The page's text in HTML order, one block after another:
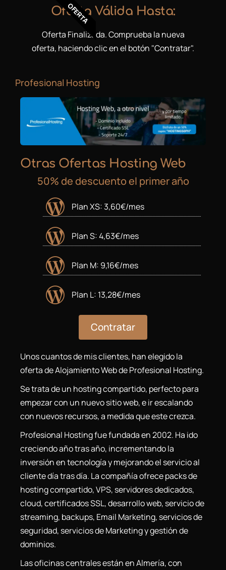
OFERTA
Oferta Válida Hasta:
Oferta Finalizada. Comprueba la nueva
oferta, haciendo clic en el botón "Contratar".
Profesional Hosting
Otras Ofertas Hosting Web
50% de descuento el primer año
Plan XS: 3,60€/mes
Plan S: 4,63€/mes
Plan M: 9,16€/mes
Plan L: 13,28€/mes
Contratar
Unos cuantos de mis clientes, han elegido la
oferta de Alojamiento Web de Profesional Hosting.
Se trata de un hosting compartido, perfecto para
empezar con un nuevo sitio web, e ir escalando
con nuevos recursos, a medida que este crezca.
Profesional Hosting fue fundada en 2002. Ha ido
creciendo año tras año, incrementando la
inversión en tecnología y mejorando el servicio al
cliente día tras día. La compañía ofrece packs de
hosting compartido, VPS, servidores dedicados,
cloud, certificados SSL, desarrollo web, servicio de
streaming, backups, Email Marketing, servicios de
seguridad, servicios de Marketing y gestión de
dominios.
Las oficinas centrales están en Almería, con